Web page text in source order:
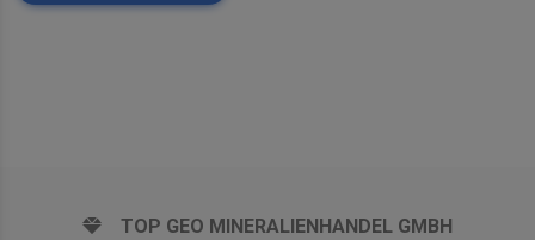
TOP GEO MINERALIENHANDEL GMBH